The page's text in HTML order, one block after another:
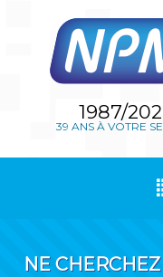
1987/
39 ANS À VOTRE
NE